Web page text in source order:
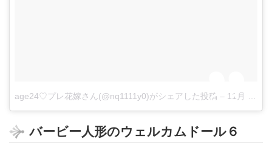
age24♡プレ花嫁さん(@nq1111y0)がシェアした投稿 – 11月 3, 2017 at 4:19午後 PDT
バービー人形のウェルカムドール６